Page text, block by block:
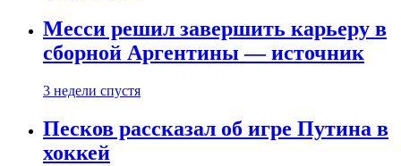
Месси решил завершить карьеру в
сборной Аргентины — источник
3 недели спустя
Песков рассказал об игре Путина в
хоккей